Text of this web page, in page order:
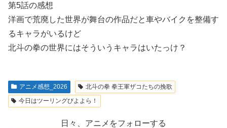
第5話の感想
洋画で荒廃した世界が舞台の作品だと車やバイクを整備す
るキャラがいるけど
北斗の拳の世界にはそういうキャラはいたっけ？
アニメ感想_2026
北斗の拳 拳王軍ザコたちの挽歌
今日はツーリングびよよら！
日々、アニメをフォローする